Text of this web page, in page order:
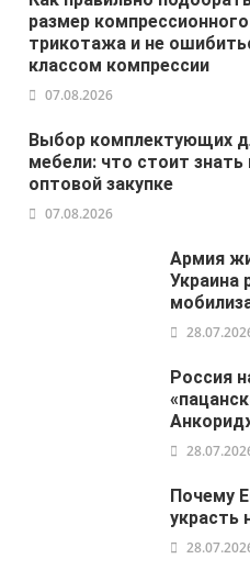
размер компрессионного
трикотажа и не
классом компрессии
07.08.2026
Выбор комплектующих
мебели: что стоит знать
оптовой закупке
07.08.2026
Армия
Украина
Россия
Почему
украсть